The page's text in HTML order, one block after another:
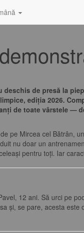
deschis de presă la
ediția 2026.
de toate vârstele —
pe Mircea cel Bătrân,
nu doar un
pentru toți. Iar
12 ani. Să urci pe
și, se pare, acesta